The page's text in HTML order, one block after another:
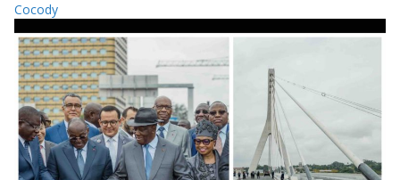
Cocody